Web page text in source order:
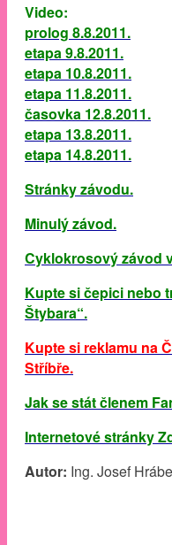
Video:
prolog 8.8.2011.
etapa 9.8.2011.
etapa 10.8.2011.
etapa 11.8.2011.
časovka 12.8.2011.
etapa 13.8.2011.
etapa 14.8.2011.
Stránky závodu.
Minulý závod.
Cyklokrosový závod
Kupte si čepici nebo
Štybara“.
Kupte si reklamu na
Stříbře.
Jak se stát členem
Internetové stránky
Autor: Ing. Josef